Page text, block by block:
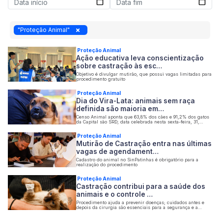
"Proteção Animal"
Proteção Animal
Ação educativa leva conscientização
sobre castração às esc…
Objetivo é divulgar mutirão, que possui vagas limitadas para
procedimento gratuito
Proteção Animal
Dia do Vira-Lata: animais sem raça
definida são maioria em…
Censo Animal aponta que 63,8% dos cães e 91,2% dos gatos
da Capital são SRD; data celebrada nesta sexta-feira, 31,
Proteção Animal
Mutirão de Castração entra nas últimas
vagas de agendament…
Cadastro do animal no SinPatinhas é obrigatório para a
realização do procedimento
Proteção Animal
Castração contribui para a saúde dos
animais e o controle …
Procedimento ajuda a prevenir doenças; cuidados antes e
depois da cirurgia são essenciais para a segurança e a